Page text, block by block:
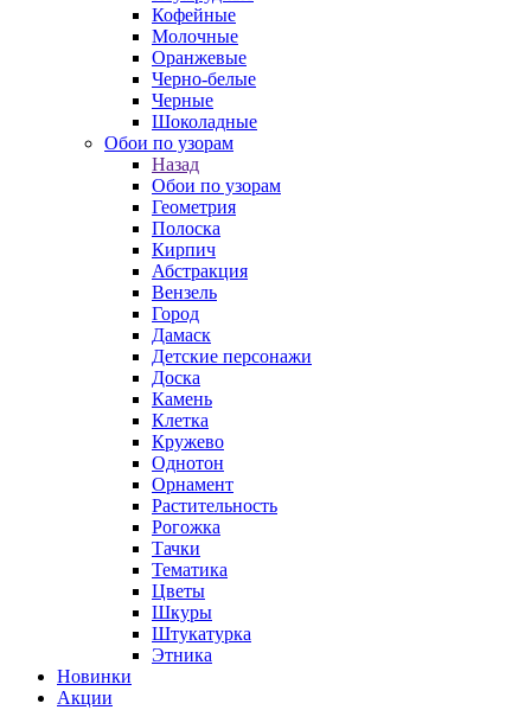
Кофейные
Молочные
Оранжевые
Черно-белые
Черные
Шоколадные
Обои по узорам
Назад
Обои по узорам
Геометрия
Полоска
Кирпич
Абстракция
Вензель
Город
Дамаск
Детские персонажи
Доска
Камень
Клетка
Кружево
Однотон
Орнамент
Растительность
Рогожка
Тачки
Тематика
Цветы
Шкуры
Штукатурка
Этника
Новинки
Акции